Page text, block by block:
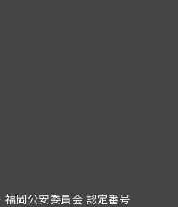
福岡公安委員会 認定番号